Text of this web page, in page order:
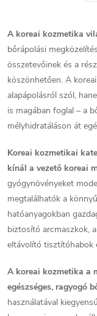
a
i
r
á
n
y
í
t
á
s
e
l
o
z
á
s
A koreai kozmetika
bőrápolási
összetevőinek és a
köszönhetően. A
alapápolásról szól,
is magában foglal – a
mélyhidratáláson át
Koreai kozmetikai
kínál a vezető koreai
gyógynövényeket
megtalálhatók a
hatóanyagokban
biztosító arcmaszkok,
eltávolító tisztítóhabok
A koreai kozmetika a
egészséges, ragyogó
használatával